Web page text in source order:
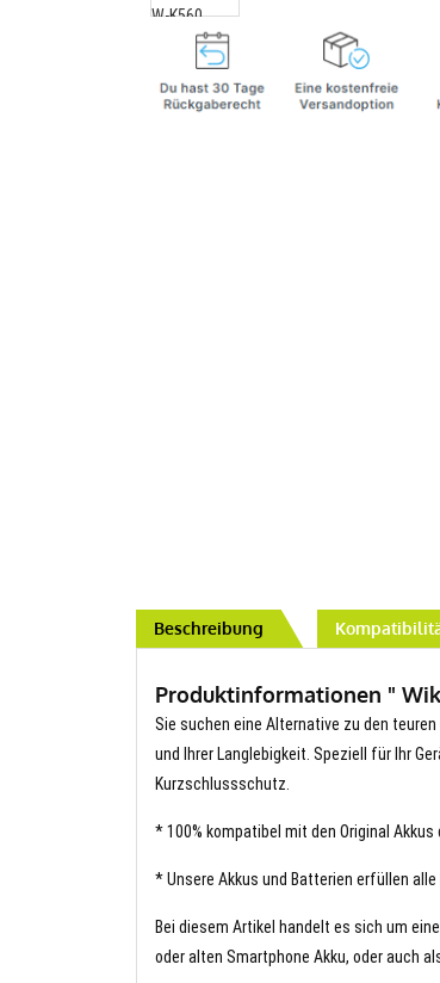
Beschreibung
Produktinformationen "
Sie suchen eine Alternative zu den
und Ihrer Langlebigkeit. Speziell für Ihr
Kurzschlussschutz.
* 100% kompatibel mit den Original
* Unsere Akkus und Batterien erfüllen
Bei diesem Artikel handelt es sich um
oder alten Smartphone Akku, oder auch